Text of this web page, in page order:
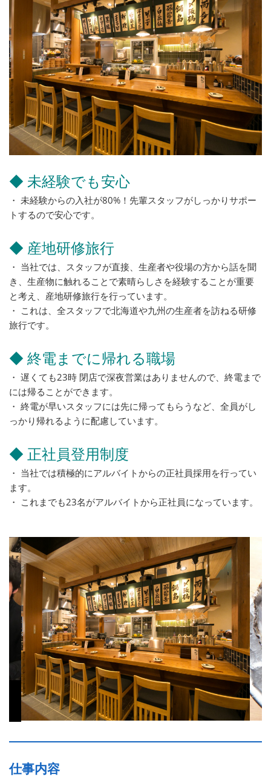
◆ 未経験でも安心
・ 未経験からの入社が80%！先輩スタッフがしっかりサポー
トするので安心です。
◆ 産地研修旅行
・ 当社では、スタッフが直接、生産者や役場の方から話を聞
き、生産物に触れることで素晴らしさを経験することが重要
と考え、産地研修旅行を行っています。
・ これは、全スタッフで北海道や九州の生産者を訪ねる研修
旅行です。
◆ 終電までに帰れる職場
・ 遅くても23時 閉店で深夜営業はありませんので、終電まで
には帰ることができます。
・ 終電が早いスタッフには先に帰ってもらうなど、全員がし
っかり帰れるように配慮しています。
◆ 正社員登用制度
・ 当社では積極的にアルバイトからの正社員採用を行ってい
ます。
・ これまでも23名がアルバイトから正社員になっています。
仕事内容